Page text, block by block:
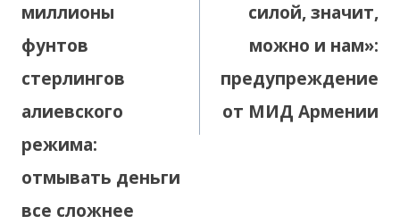
миллионы
фунтов
стерлингов
алиевского
режима:
отмывать деньги
все сложнее
силой, значит,
можно и нам»:
предупреждение
от МИД Армении